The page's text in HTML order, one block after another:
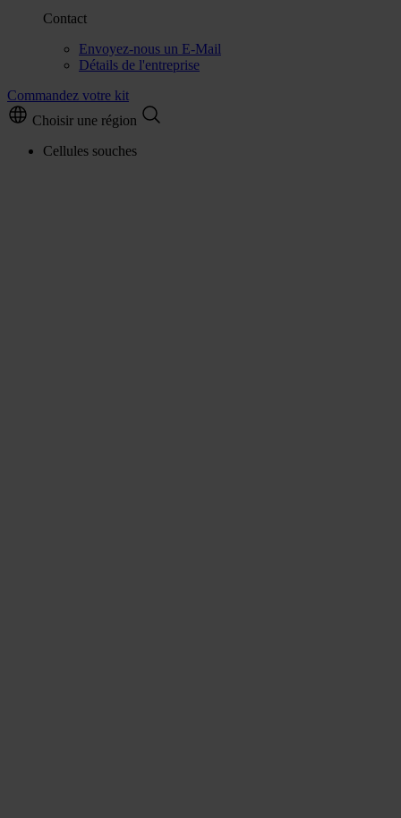
Contact
Envoyez-nous un E-Mail
Détails de l'entreprise
Commandez votre kit
Choisir une région
Cellules souches